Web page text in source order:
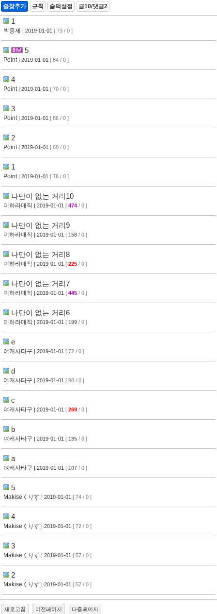
즐찾추가 규칙 숨덕설정 글10/댓글2
1
박용제 | 2019-01-01 [ 73 / 0 ]
5
Point | 2019-01-01 [ 64 / 0 ]
4
Point | 2019-01-01 [ 70 / 0 ]
3
Point | 2019-01-01 [ 66 / 0 ]
2
Point | 2019-01-01 [ 60 / 0 ]
1
Point | 2019-01-01 [ 78 / 0 ]
나만이 없는 거리10
미하라매직 | 2019-01-01 [ 474 / 0 ]
나만이 없는 거리9
미하라매직 | 2019-01-01 [ 158 / 0 ]
나만이 없는 거리8
미하라매직 | 2019-01-01 [ 225 / 0 ]
나만이 없는 거리7
미하라매직 | 2019-01-01 [ 445 / 0 ]
나만이 없는 거리6
미하라매직 | 2019-01-01 [ 199 / 0 ]
e
여캐사타구 | 2019-01-01 [ 72 / 0 ]
d
여캐사타구 | 2019-01-01 [ 98 / 0 ]
c
여캐사타구 | 2019-01-01 [ 269 / 0 ]
b
여캐사타구 | 2019-01-01 [ 135 / 0 ]
a
여캐사타구 | 2019-01-01 [ 107 / 0 ]
5
Makiseくりす | 2019-01-01 [ 74 / 0 ]
4
Makiseくりす | 2019-01-01 [ 72 / 0 ]
3
Makiseくりす | 2019-01-01 [ 57 / 0 ]
2
Makiseくりす | 2019-01-01 [ 57 / 0 ]
새로고침 이전페이지 다음페이지